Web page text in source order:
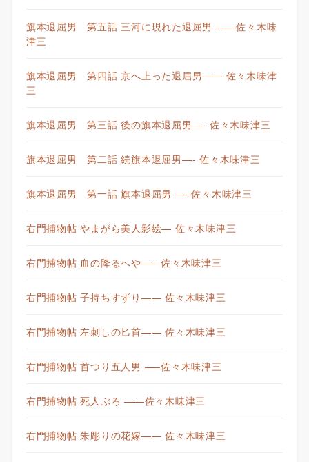
旗本退屈男 第五話 三河に現れた退屈男 ——佐々木味
津三
旗本退屈男 第四話 京へ上った退屈男—— 佐々木味津
三
旗本退屈男 第三話 後の旗本退屈男—- 佐々木味津三
旗本退屈男 第二話 続旗本退屈男—- 佐々木味津三
旗本退屈男 第一話 旗本退屈男 —–佐々木味津三
右門捕物帖 やまがら美人影絵— 佐々木味津三
右門捕物帖 血の降るへや—– 佐々木味津三
右門捕物帖 子持ちすずり—— 佐々木味津三
右門捕物帖 左刺しの匕首—— 佐々木味津三
右門捕物帖 首つり五人男 —–佐々木味津三
右門捕物帖 死人ぶろ ——佐々木味津三
右門捕物帖 朱彫りの花嫁—— 佐々木味津三